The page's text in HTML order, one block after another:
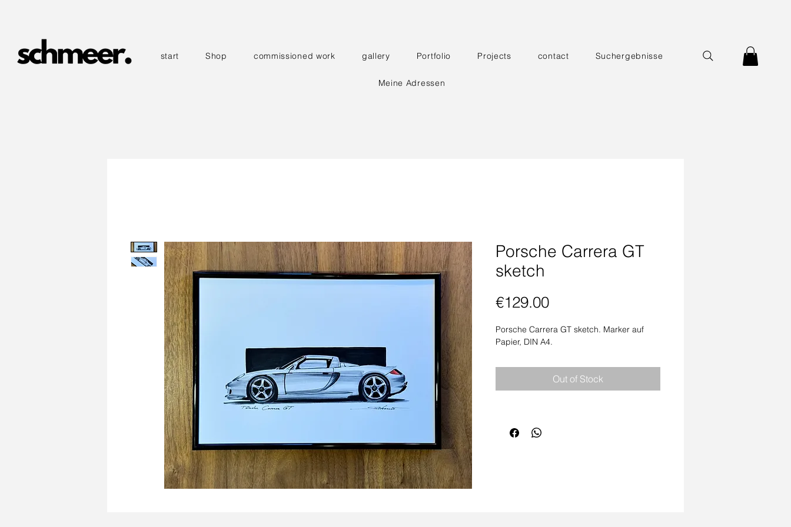
start Shop commissioned work gallery Portfolio Projects contact Suchergebnisse
Meine Adressen
Porsche Carrera GT
sketch
€129.00Price
Porsche Carrera GT sketch. Marker auf
Papier, DIN A4.
Out of Stock